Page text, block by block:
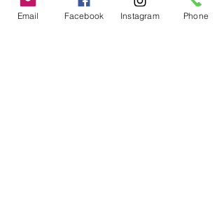
Email Facebook Instagram Phone